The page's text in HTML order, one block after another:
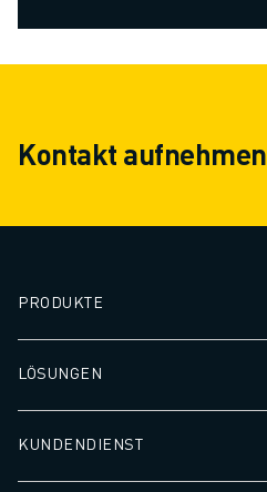
Kontakt aufnehmen
PRODUKTE
LÖSUNGEN
KUNDENDIENST